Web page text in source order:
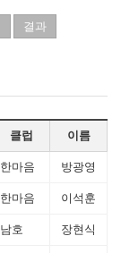
결과
클럽 이름
한마음 방광영
한마음 이석훈
남호 장현식